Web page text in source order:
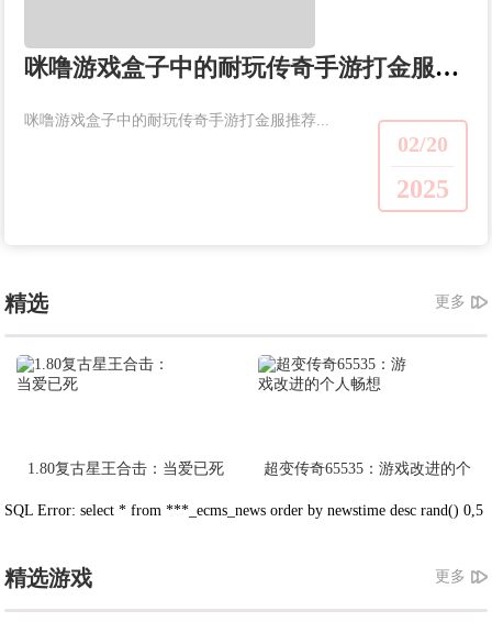
咪噜游戏盒子中的耐玩传奇手游打金服推荐
02/20
2025
咪噜游戏盒子中的耐玩传奇手游打金服推荐...
精选 更多
1.80复古星王合击：当爱已死
超变传奇65535：游戏改进的个
SQL Error: select * from ***_ecms_news order by newstime desc rand() 0,5
精选游戏 更多